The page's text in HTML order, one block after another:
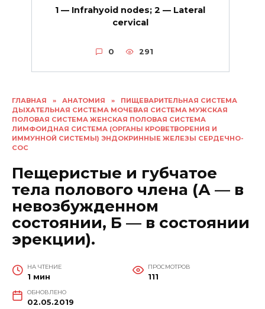
ГЛАВНАЯ » АНАТОМИЯ »
ПИЩЕВАРИТЕЛЬНАЯ СИСТЕМА
ДЫХАТЕЛЬНАЯ СИСТЕМА МОЧЕВАЯ СИСТЕМА МУЖСКАЯ
ПОЛОВАЯ СИСТЕМА ЖЕНСКАЯ ПОЛОВАЯ СИСТЕМА
ЛИМФОИДНАЯ СИСТЕМА (ОРГАНЫ КРОВЕТВОРЕНИЯ И
ИММУННОЙ СИСТЕМЫ) ЭНДОКРИННЫЕ ЖЕЛЕЗЫ СЕРДЕЧНО-
СОС
Пещеристые и губчатое
тела полового члена (А — в
невозбужденном
состоянии, Б — в состоянии
эрекции).
НА ЧТЕНИЕ
1 мин
ПРОСМОТРОВ
111
ОБНОВЛЕНО
02.05.2019
1 — Infrahyoid nodes; 2 — Lateral
cervical
0 291